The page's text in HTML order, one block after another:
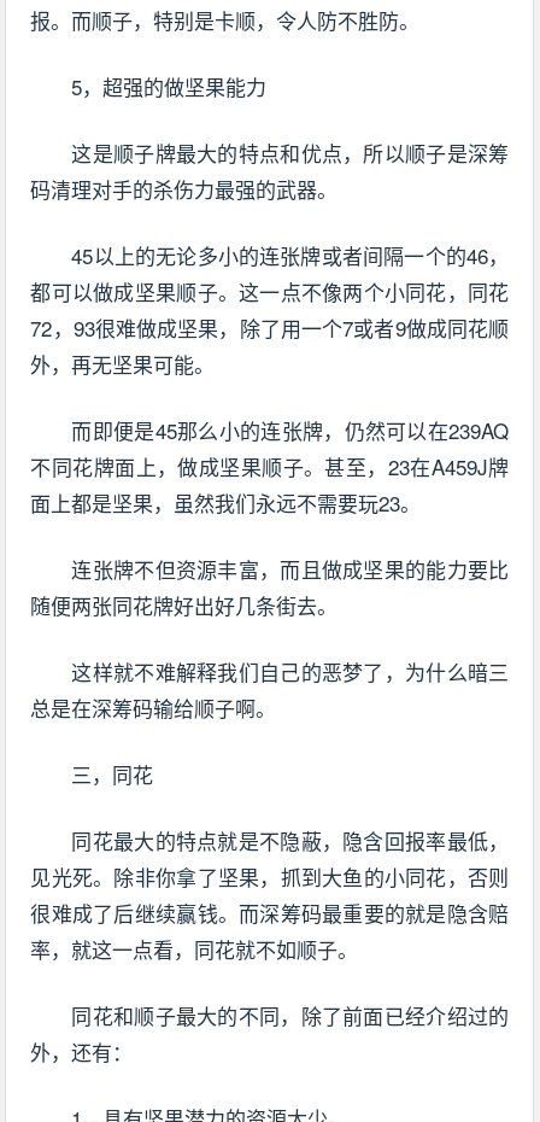
报。而顺子，特别是卡顺，令人防不胜防。
5，超强的做坚果能力
这是顺子牌最大的特点和优点，所以顺子是深筹
码清理对手的杀伤力最强的武器。
45以上的无论多小的连张牌或者间隔一个的46，
都可以做成坚果顺子。这一点不像两个小同花，同花
72，93很难做成坚果，除了用一个7或者9做成同花顺
外，再无坚果可能。
而即便是45那么小的连张牌，仍然可以在239AQ
不同花牌面上，做成坚果顺子。甚至，23在A459J牌
面上都是坚果，虽然我们永远不需要玩23。
连张牌不但资源丰富，而且做成坚果的能力要比
随便两张同花牌好出好几条街去。
这样就不难解释我们自己的恶梦了，为什么暗三
总是在深筹码输给顺子啊。
三，同花
同花最大的特点就是不隐蔽，隐含回报率最低，
见光死。除非你拿了坚果，抓到大鱼的小同花，否则
很难成了后继续赢钱。而深筹码最重要的就是隐含赔
率，就这一点看，同花就不如顺子。
同花和顺子最大的不同，除了前面已经介绍过的
外，还有：